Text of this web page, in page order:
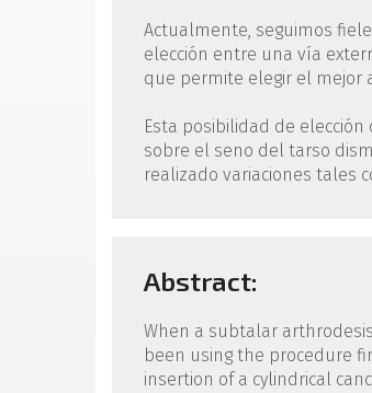
Actualmente, seguimos
elección entre una vía
que permite elegir el mejor
Esta posibilidad de
sobre el seno del tarso
realizado variaciones tales
Abstract:
When a subtalar
been using the procedure
insertion of a cylindrical